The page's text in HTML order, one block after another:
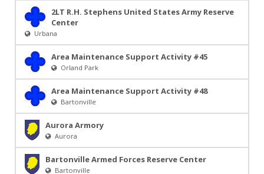
2LT R.H. Stephens United States Army Reserve
Center
Urbana
Area Maintenance Support Activity #45
Orland Park
Area Maintenance Support Activity #48
Bartonville
Aurora Armory
Aurora
Bartonville Armed Forces Reserve Center
Bartonville